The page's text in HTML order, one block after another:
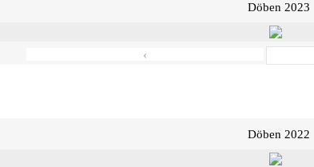
Döben 2023
‹
Döben 2022